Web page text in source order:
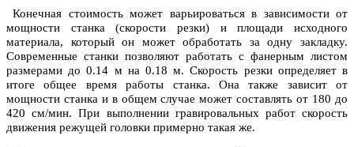
Конечная стоимость может варьироваться в зависимости от
мощности станка (скорости резки) и площади исходного
материала, который он может обработать за одну закладку.
Современные станки позволяют работать с фанерным листом
размерами до 0.14 м на 0.18 м. Скорость резки определяет в
итоге общее время работы станка. Она также зависит от
мощности станка и в общем случае может составлять от 180 до
420 см/мин. При выполнении гравировальных работ скорость
движения режущей головки примерно такая же.